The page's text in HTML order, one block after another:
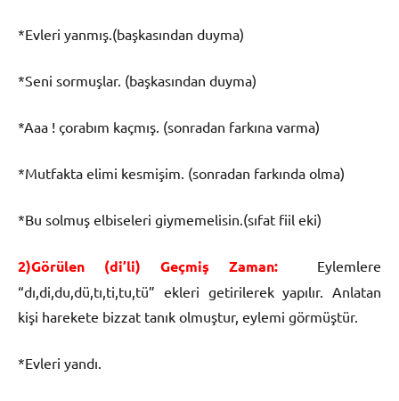
*Evleri yanmış.(başkasından duyma)
*Seni sormuşlar. (başkasından duyma)
*Aaa ! çorabım kaçmış. (sonradan farkına varma)
*Mutfakta elimi kesmişim. (sonradan farkında olma)
*Bu solmuş elbiseleri giymemelisin.(sıfat fiil eki)
2)Görülen (di’li) Geçmiş Zaman:
Eylemlere
“dı,di,du,dü,tı,ti,tu,tü” ekleri getirilerek yapılır. Anlatan
kişi harekete bizzat tanık olmuştur, eylemi görmüştür.
*Evleri yandı.